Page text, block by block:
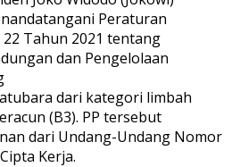
Peraturan
Tahun 2021 tentang
dan Pengelolaan
dari kategori limbah
(B3). PP tersebut
dari Undang-Undang Nomor
Kerja.